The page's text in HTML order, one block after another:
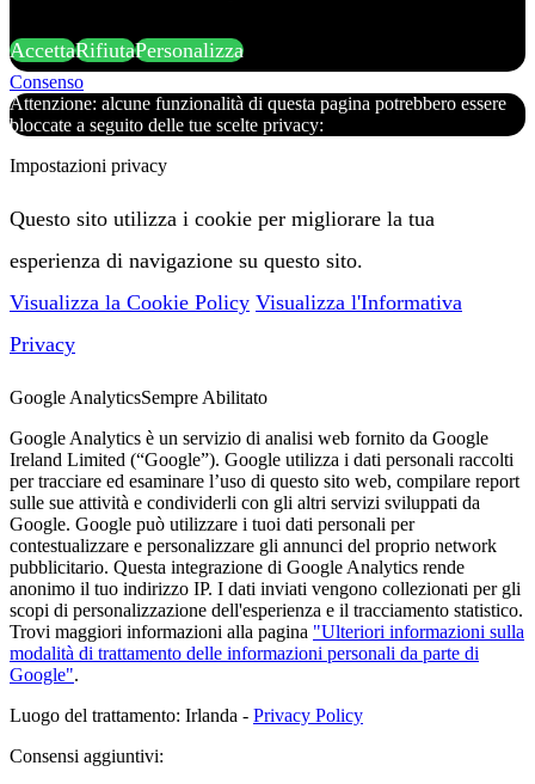
AccettaRifiutaPersonalizza
Consenso
Attenzione: alcune funzionalità di questa pagina potrebbero essere
bloccate a seguito delle tue scelte privacy:
Impostazioni privacy
Questo sito utilizza i cookie per migliorare la tua
esperienza di navigazione su questo sito.
Visualizza la Cookie Policy Visualizza l'Informativa
Privacy
Google AnalyticsSempre Abilitato
Google Analytics è un servizio di analisi web fornito da Google
Ireland Limited (“Google”). Google utilizza i dati personali raccolti
per tracciare ed esaminare l’uso di questo sito web, compilare report
sulle sue attività e condividerli con gli altri servizi sviluppati da
Google. Google può utilizzare i tuoi dati personali per
contestualizzare e personalizzare gli annunci del proprio network
pubblicitario. Questa integrazione di Google Analytics rende
anonimo il tuo indirizzo IP. I dati inviati vengono collezionati per gli
scopi di personalizzazione dell'esperienza e il tracciamento statistico.
Trovi maggiori informazioni alla pagina "Ulteriori informazioni sulla
modalità di trattamento delle informazioni personali da parte di
Google".
Luogo del trattamento: Irlanda - Privacy Policy
Consensi aggiuntivi: